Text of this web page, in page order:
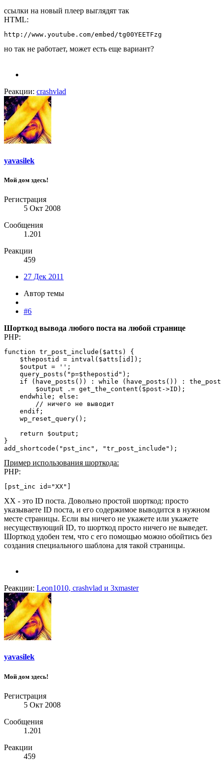
ссылки на новый плеер выглядят так
HTML:
http://www.youtube.com/embed/tg00YEETFzg
но так не работает, может есть еще вариант?
Реакции: crashvlad
yavasilek
Мой дом здесь!
Регистрация
5 Окт 2008
Сообщения
1.201
Реакции
459
27 Дек 2011
Автор темы
#6
Шорткод вывода любого поста на любой странице
PHP:
function tr_post_include($atts) {
    $thepostid = intval($atts[id]);
    $output = '';
    query_posts("p=$thepostid");
if (have_posts()) : while (have_posts()) :
        $output .= get_the_content($post->ID);
    endwhile; else:
        // ничего не выводит
    endif;
    wp_reset_query();
    return $output;
}
add_shortcode("pst_inc", "tr_post_include");
Пример использования шорткода:
PHP:
[pst_inc id="XX"]
XX - это ID поста. Довольно простой шорткод: просто
указываете ID поста, и его содержимое выводится в нужном
месте страницы. Если вы ничего не укажете или укажете
несуществующий ID, то шорткод просто ничего не выведет.
Шорткод удобен тем, что с его помощью можно обойтись без
создания специального шаблона для такой страницы.
Реакции: Leon1010, crashvlad и 3xmaster
yavasilek
Мой дом здесь!
Регистрация
5 Окт 2008
Сообщения
1.201
Реакции
459